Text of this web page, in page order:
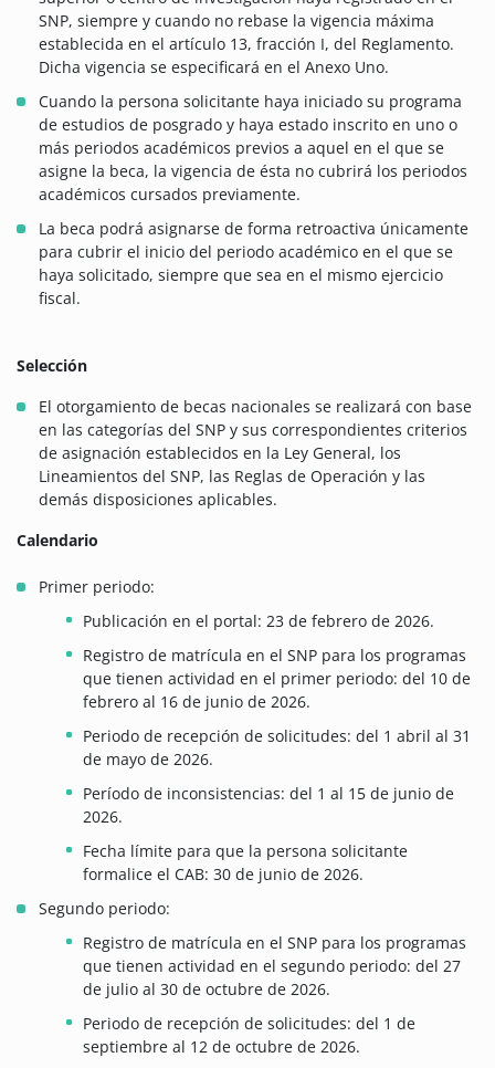
SNP, siempre y cuando no rebase la vigencia máxima
establecida en el artículo 13, fracción I, del Reglamento.
Dicha vigencia se especificará en el Anexo Uno.
Cuando la persona solicitante haya iniciado su programa
de estudios de posgrado y haya estado inscrito en uno o
más periodos académicos previos a aquel en el que se
asigne la beca, la vigencia de ésta no cubrirá los periodos
académicos cursados previamente.
La beca podrá asignarse de forma retroactiva únicamente
para cubrir el inicio del periodo académico en el que se
haya solicitado, siempre que sea en el mismo ejercicio
fiscal.
Selección
El otorgamiento de becas nacionales se realizará con base
en las categorías del SNP y sus correspondientes criterios
de asignación establecidos en la Ley General, los
Lineamientos del SNP, las Reglas de Operación y las
demás disposiciones aplicables.
Calendario
Primer periodo:
Publicación en el portal: 23 de febrero de 2026.
Registro de matrícula en el SNP para los programas
que tienen actividad en el primer periodo: del 10 de
febrero al 16 de junio de 2026.
Periodo de recepción de solicitudes: del 1 abril al 31
de mayo de 2026.
Período de inconsistencias: del 1 al 15 de junio de
2026.
Fecha límite para que la persona solicitante
formalice el CAB: 30 de junio de 2026.
Segundo periodo:
Registro de matrícula en el SNP para los programas
que tienen actividad en el segundo periodo: del 27
de julio al 30 de octubre de 2026.
Periodo de recepción de solicitudes: del 1 de
septiembre al 12 de octubre de 2026.